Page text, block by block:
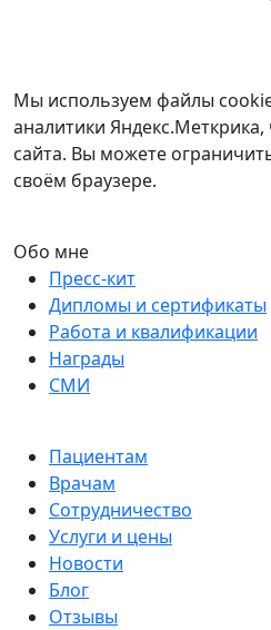
Мы используем файлы
аналитики
сайта. Вы можете
своём браузере.
Обо мне
Пресс-кит
Дипломы и сертификаты
Работа и квалификации
Награды
СМИ
Пациентам
Врачам
Сотрудничество
Услуги и цены
Новости
Блог
Отзывы